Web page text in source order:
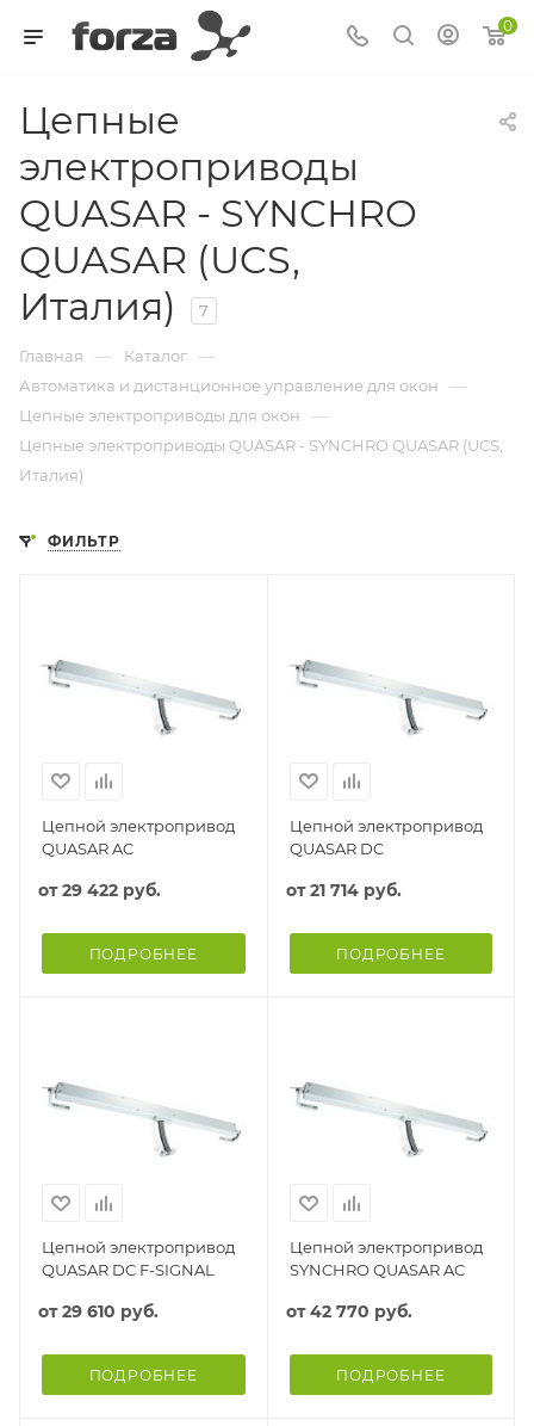
0
Цепные
электроприводы
QUASAR - SYNCHRO
QUASAR (UCS,
Италия)
7
Главная — Каталог —
Автоматика и дистанционное управление для окон —
Цепные электроприводы для окон —
Цепные электроприводы QUASAR - SYNCHRO QUASAR (UCS,
Италия)
ФИЛЬТР
Цепной электропривод
QUASAR AC
от29 422 руб.
ПОДРОБНЕЕ
Цепной электропривод
QUASAR DC
от21 714 руб.
ПОДРОБНЕЕ
Цепной электропривод
QUASAR DC F-SIGNAL
от29 610 руб.
ПОДРОБНЕЕ
Цепной электропривод
SYNCHRO QUASAR AC
от42 770 руб.
ПОДРОБНЕЕ